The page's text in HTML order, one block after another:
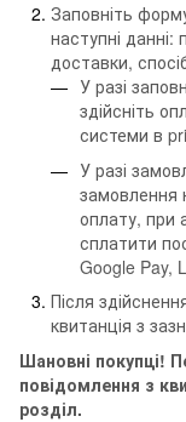
Заповніть
наступні
доставки,
У разі
здійсніть
системи в
У разі
замовлення
оплату, при
сплатити
Google Pay,
Після
квитанція з
Шановні покупці!
повідомлення з
розділ.